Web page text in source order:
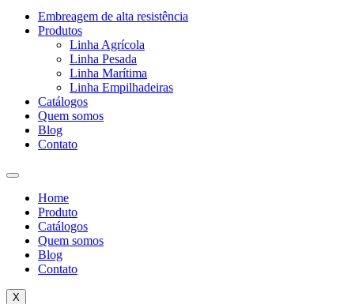
Embreagem de alta resistência
Produtos
Linha Agrícola
Linha Pesada
Linha Marítima
Linha Empilhadeiras
Catálogos
Quem somos
Blog
Contato
Home
Produto
Catálogos
Quem somos
Blog
Contato
X